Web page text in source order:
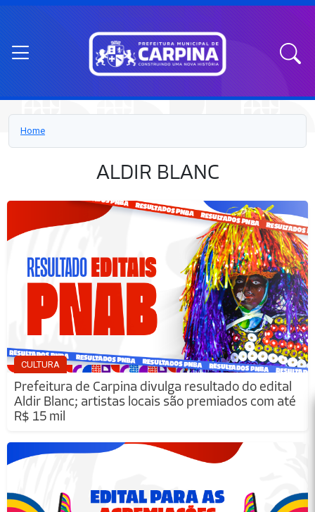
Home
ALDIR BLANC
CULTURA
Prefeitura de Carpina divulga resultado do edital
Aldir Blanc; artistas locais são premiados com até
R$ 15 mil